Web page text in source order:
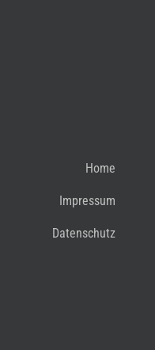
Home
Impressum
Datenschutz